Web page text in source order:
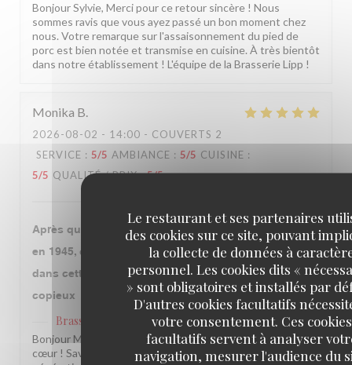
Le restaurant et ses partenaires
des cookies sur ce site, pouvant
la collecte de données à
personnel. Les cookies dits «
» sont obligatoires et installés par
D'autres cookies facultatifs
votre consentement. Ces cookies
facultatifs servent à analyser
navigation, mesurer l'audience du
Bonjour Sylvie, Merci pour ce retour sincère ! Nous
sommes ravis que vous ayez passé un bon moment chez
nous. Votre remarque sur l'assaisonnement du pied de
porc est bien notée et transmise en cuisine. À très bientôt
dans notre établissement ! L'équipe de la Brasserie Lipp !
Monika B
2026-08-02 - 14:00 - COUVERTS 2
SERVICE : 5/5 AMBIANCE : 5/5 CUISINE :
5/5 QUALITÉ / PRIX: 5/5
Après que notre grand mère qui y a fêté la libération
en 1945, ce fut l’occasion avec mon époux de venir
dans cette institution. Le repas fut très bon et
copieux
Brasserie Lipp
a répondu à cet avis
Bonjour Monika, Quel beau message, merci du fond du
cœur ! Savoir que notre établissement traverse les